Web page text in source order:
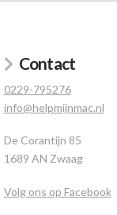
Contact
0229-795276
info@helpmijnmac.nl
De Corantijn 85
1689 AN Zwaag
Volg ons op Facebook